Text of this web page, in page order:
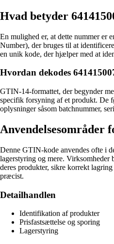
Hvad betyder
En mulighed er, at dette nummer er
Number), der bruges til at
en unik kode, der hjælper med at
Hvordan dekodes
GTIN-14-formattet, der begynder
specifik forsyning af et produkt. De
oplysninger såsom batchnummer,
Anvendelsesområder
Denne GTIN-kode anvendes ofte i
lagerstyring og mere. Virksomheder
deres produkter, sikre korrekt
præcist.
Detailhandlen
Identifikation af produkter
Prisfastsættelse og sporing
Lagerstyring